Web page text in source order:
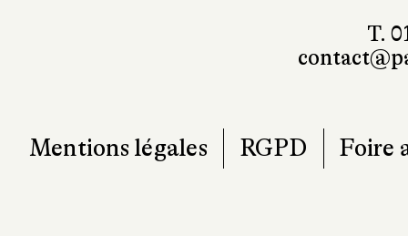
T.
Mentions légales RGPD Foire